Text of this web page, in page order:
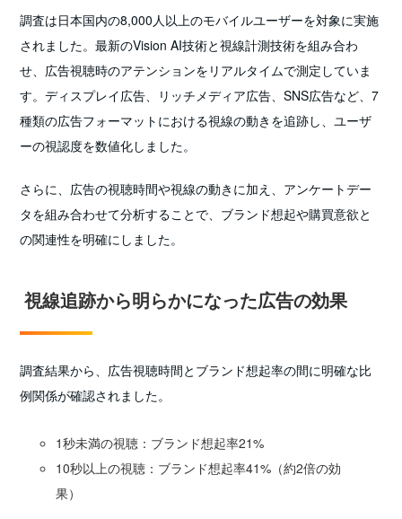
調査は日本国内の8,000人以上のモバイルユーザーを対象に実施
されました。最新のVision AI技術と視線計測技術を組み合わ
せ、広告視聴時のアテンションをリアルタイムで測定していま
す。ディスプレイ広告、リッチメディア広告、SNS広告など、7
種類の広告フォーマットにおける視線の動きを追跡し、ユーザ
ーの視認度を数値化しました。
さらに、広告の視聴時間や視線の動きに加え、アンケートデー
タを組み合わせて分析することで、ブランド想起や購買意欲と
の関連性を明確にしました。
視線追跡から明らかになった広告の効果
調査結果から、広告視聴時間とブランド想起率の間に明確な比
例関係が確認されました。
1秒未満の視聴：ブランド想起率21%
10秒以上の視聴：ブランド想起率41%（約2倍の効
果）